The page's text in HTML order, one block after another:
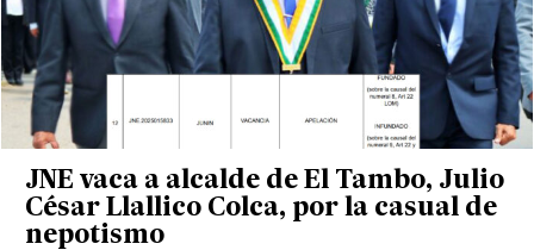
JNE vaca a alcalde de El Tambo, Julio
César Llallico Colca, por la casual de
nepotismo